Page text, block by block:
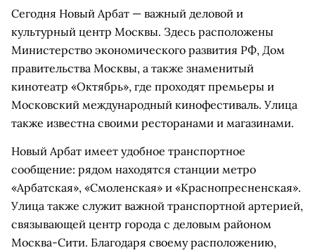
Сегодня Новый Арбат — важный деловой и
культурный центр Москвы. Здесь расположены
Министерство экономического развития РФ, Дом
правительства Москвы, а также знаменитый
кинотеатр «Октябрь», где проходят премьеры и
Московский международный кинофестиваль. Улица
также известна своими ресторанами и магазинами.
Новый Арбат имеет удобное транспортное
сообщение: рядом находятся станции метро
«Арбатская», «Смоленская» и «Краснопресненская».
Улица также служит важной транспортной артерией,
связывающей центр города с деловым районом
Москва-Сити. Благодаря своему расположению,